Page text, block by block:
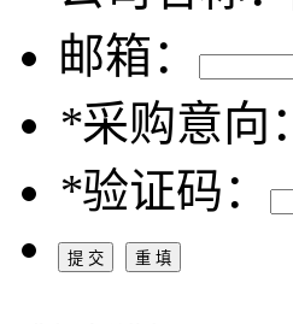
邮箱：
*采购意向：
*验证码：